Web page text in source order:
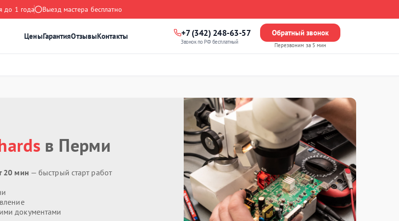
до 1 года Выезд мастера бесплатно
ЦеныГарантияОтзывыКонтакты +7 (342) 248-63-57
Звонок по РФ бесплатный
Обратный звонок
Перезвоним за 5 мин
в Перми
20 мин — быстрый старт работ
документами